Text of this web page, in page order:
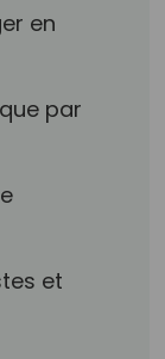
en
par
et